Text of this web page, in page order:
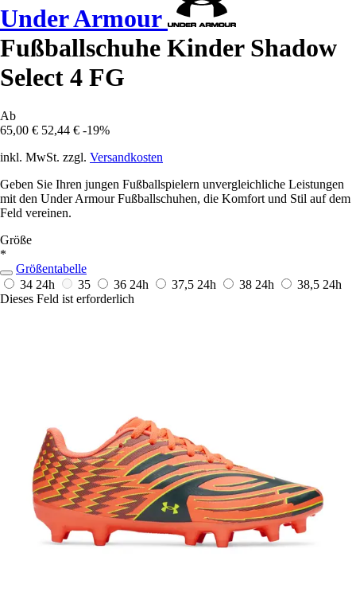
Under Armour
Fußballschuhe Kinder Shadow
Select 4 FG
Ab
65,00 € 52,44 € -19%
inkl. MwSt. zzgl. Versandkosten
Geben Sie Ihren jungen Fußballspielern unvergleichliche Leistungen
mit den Under Armour Fußballschuhen, die Komfort und Stil auf dem
Feld vereinen.
Größe
*
Größentabelle
34 24h 35 36 24h 37,5 24h 38 24h 38,5 24h
Dieses Feld ist erforderlich